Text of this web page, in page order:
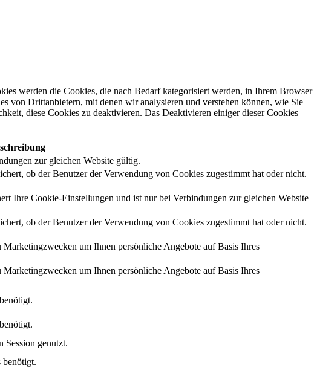
werden die Cookies, die nach Bedarf kategorisiert werden, in Ihrem Browser
von Drittanbietern, mit denen wir analysieren und verstehen können, wie Sie
diese Cookies zu deaktivieren. Das Deaktivieren einiger dieser Cookies
zur gleichen Website gültig.
ob der Benutzer der Verwendung von Cookies zugestimmt hat oder nicht.
Ihre Cookie-Einstellungen und ist nur bei Verbindungen zur gleichen Website
ob der Benutzer der Verwendung von Cookies zugestimmt hat oder nicht.
um Ihnen persönliche Angebote auf Basis Ihres
um Ihnen persönliche Angebote auf Basis Ihres
Session genutzt.
benötigt.